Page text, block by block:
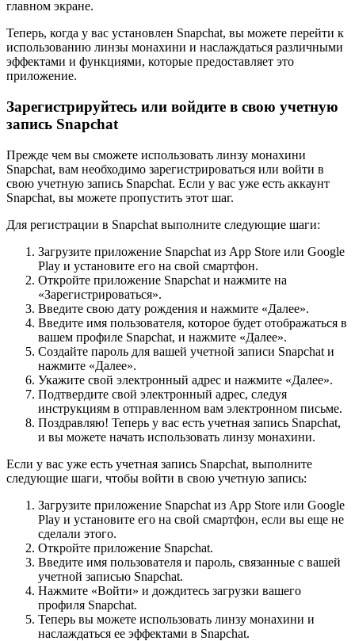
главном экране.
Теперь, когда у вас установлен Snapchat, вы можете перейти к
использованию линзы монахини и наслаждаться различными
эффектами и функциями, которые предоставляет это
приложение.
Зарегистрируйтесь или войдите в свою учетную
запись Snapchat
Прежде чем вы сможете использовать линзу монахини
Snapchat, вам необходимо зарегистрироваться или войти в
свою учетную запись Snapchat. Если у вас уже есть аккаунт
Snapchat, вы можете пропустить этот шаг.
Для регистрации в Snapchat выполните следующие шаги:
Загрузите приложение Snapchat из App Store или Google
Play и установите его на свой смартфон.
Откройте приложение Snapchat и нажмите на
«Зарегистрироваться».
Введите свою дату рождения и нажмите «Далее».
Введите имя пользователя, которое будет отображаться в
вашем профиле Snapchat, и нажмите «Далее».
Создайте пароль для вашей учетной записи Snapchat и
нажмите «Далее».
Укажите свой электронный адрес и нажмите «Далее».
Подтвердите свой электронный адрес, следуя
инструкциям в отправленном вам электронном письме.
Поздравляю! Теперь у вас есть учетная запись Snapchat,
и вы можете начать использовать линзу монахини.
Если у вас уже есть учетная запись Snapchat, выполните
следующие шаги, чтобы войти в свою учетную запись:
Загрузите приложение Snapchat из App Store или Google
Play и установите его на свой смартфон, если вы еще не
сделали этого.
Откройте приложение Snapchat.
Введите имя пользователя и пароль, связанные с вашей
учетной записью Snapchat.
Нажмите «Войти» и дождитесь загрузки вашего
профиля Snapchat.
Теперь вы можете использовать линзу монахини и
наслаждаться ее эффектами в Snapchat.